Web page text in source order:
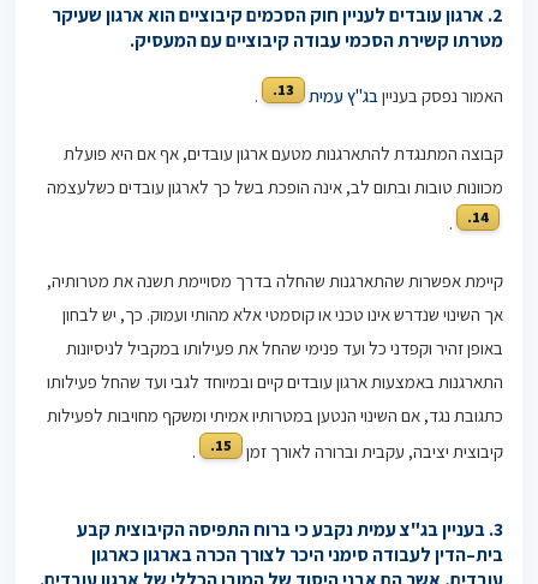
2. ארגון עובדים לעניין חוק הסכמים קיבוציים הוא ארגון שעיקר
מטרתו קשירת הסכמי עבודה קיבוציים עם המעסיק.
האמור נפסק בעניין בג"ץ עמית 13.
.
קבוצה המתנגדת להתארגנות מטעם ארגון עובדים, אף אם היא פועלת
מכוונות טובות ובתום לב, אינה הופכת בשל כך לארגון עובדים כשלעצמה
14.
.
קיימת אפשרות שהתארגנות שהחלה בדרך מסויימת תשנה את מטרותיה,
אך השינוי שנדרש אינו טכני או קוסמטי אלא מהותי ועמוק. כך, יש לבחון
באופן זהיר וקפדני כל ועד פנימי שהחל את פעילותו במקביל לניסיונות
התארגנות באמצעות ארגון עובדים קיים ובמיוחד לגבי ועד שהחל פעילותו
כתגובת נגד, אם השינוי הנטען במטרותיו אמיתי ומשקף מחויבות לפעילות
קיבוצית יציבה, עקבית וברורה לאורך זמן
15.
.
3. בעניין בג"צ עמית נקבע כי ברוח התפיסה הקיבוצית קבע
בית–הדין לעבודה סימני היכר לצורך הכרה בארגון כארגון